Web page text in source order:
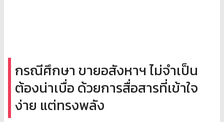
กรณีศึกษา ขายอสังหาฯ ไม่จำเป็น
ต้องน่าเบื่อ ด้วยการสื่อสารที่เข้าใจ
ง่าย แต่ทรงพลัง